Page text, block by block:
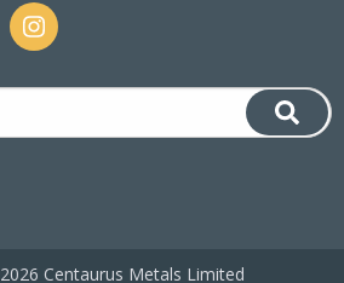
2026 Centaurus Metals Limited